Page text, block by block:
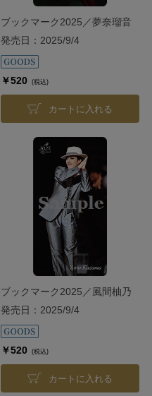
ブックマーク2025／夢奈瑠音
発売日：2025/9/4
￥520 (税込)
カートに入れる
ブックマーク2025／風間柚乃
発売日：2025/9/4
￥520 (税込)
カートに入れる